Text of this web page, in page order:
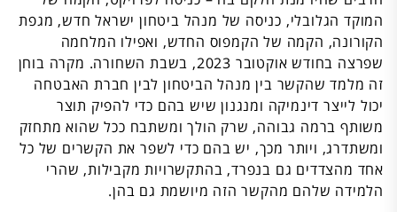
המוקד הגלובלי, כניסה של מנהל ביטחון ישראל חדש, מגפת
הקורונה, הקמה של הקמפוס החדש, ואפילו המלחמה
שפרצה בחודש אוקטובר 2023, בשבת השחורה. מקרה בוחן
זה מלמד שהקשר בין מנהל הביטחון לבין חברת האבטחה
יכול לייצר דינמיקה ומנגנון שיש בהם כדי להפיק תוצר
משותף ברמה גבוהה, שרק הולך ומשתבח ככל שהוא מתחזק
ומשתדרג, ויותר מכך, יש בהם כדי לשפר את הקשרים של כל
אחד מהצדדים גם בנפרד, בהתקשרויות מקבילות, שהרי
הלמידה שלהם מהקשר הזה מיושמת גם בהן.